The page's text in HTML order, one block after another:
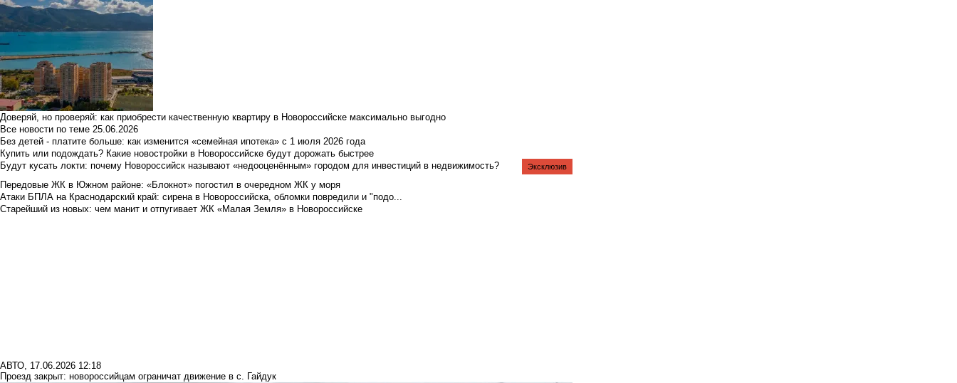
Доверяй, но проверяй: как приобрести качественную квартиру в Новороссийске максимально выгодно
Все новости по теме 25.06.2026
Без детей - платите больше: как изменится «семейная ипотека» с 1 июля 2026 года
Купить или подождать? Какие новостройки в Новороссийске будут дорожать быстрее
Будут кусать локти: почему Новороссийск называют «недооценённым» городом для инвестиций в недвижимость?
Передовые ЖК в Южном районе: «Блокнот» погостил в очередном ЖК у моря
Атаки БПЛА на Краснодарский край: сирена в Новороссийска, обломки повредили и "подо...
Старейший из новых: чем манит и отпугивает ЖК «Малая Земля» в Новороссийске
Эксклюзив
АВТО, 17.06.2026 12:18
Проезд закрыт: новороссийцам ограничат движение в с. Гайдук